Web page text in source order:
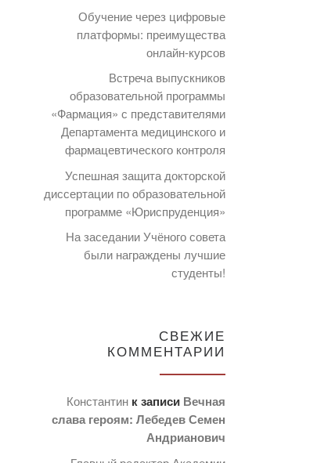
Обучение через цифровые
платформы: преимущества
онлайн-курсов
Встреча выпускников
образовательной программы
«Фармация» с представителями
Департамента медицинского и
фармацевтического контроля
Успешная защита докторской
диссертации по образовательной
программе «Юриспруденция»
На заседании Учёного совета
были награждены лучшие
студенты!
СВЕЖИЕ
КОММЕНТАРИИ
Константин к записи Вечная
слава героям: Лебедев Семен
Андрианович